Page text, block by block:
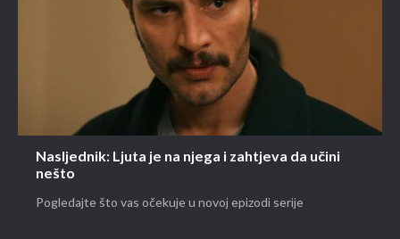
Nasljednik: Ljuta je na njega i zahtjeva da učini
nešto
Pogledajte što vas očekuje u novoj epizodi serije